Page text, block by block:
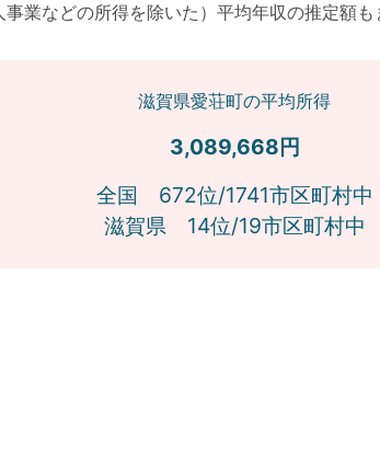
業などの所得を除いた）平均年収の推定額も
滋賀県愛荘町の平均所得
3,089,668円
全国 672位/1741市区町村中
滋賀県 14位/19市区町村中